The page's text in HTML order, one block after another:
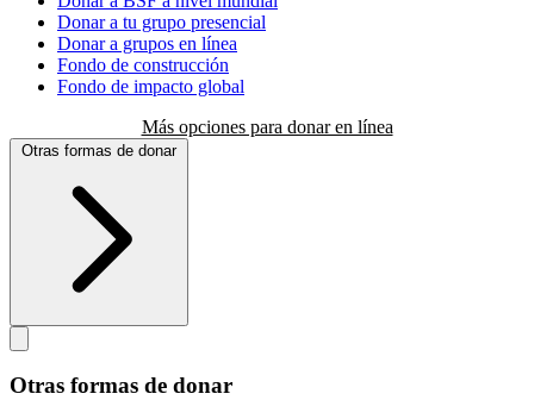
Donar a tu grupo presencial
Donar a grupos en línea
Fondo de construcción
Fondo de impacto global
Más opciones para donar en línea
Otras formas de donar
Otras formas de donar